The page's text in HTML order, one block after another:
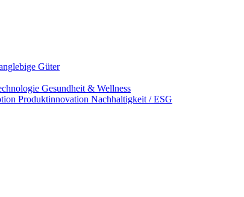
Güter
Gesundheit & Wellness
Produktinnovation Nachhaltigkeit / ESG